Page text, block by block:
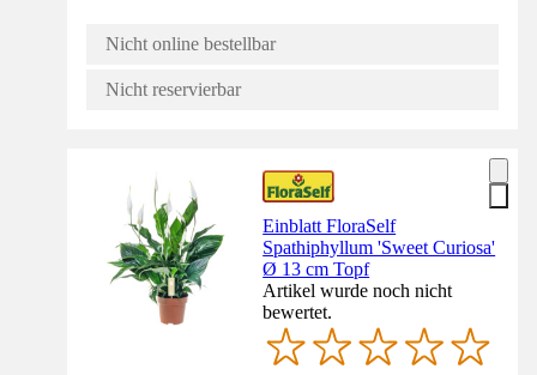
Nicht online bestellbar
Nicht reservierbar
Einblatt FloraSelf
Spathiphyllum 'Sweet Curiosa'
Ø 13 cm Topf
Artikel wurde noch nicht
bewertet.